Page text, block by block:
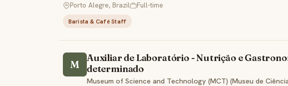
Porto Alegre, Brazil
Full-time
Barista & Café Staff
M
Auxiliar de Laboratório - Nutrição e
determinado
Museum of Science and Technology (MCT) (Museu de